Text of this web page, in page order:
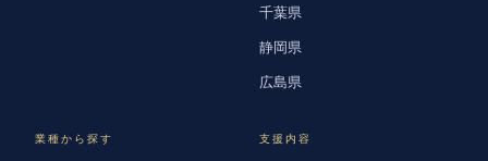
千葉県
静岡県
広島県
業種から探す 支援内容